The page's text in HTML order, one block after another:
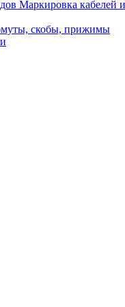
Маркировка кабелей
скобы, прижимы